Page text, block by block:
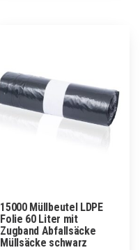
15000 Müllbeutel LDPE
Folie 60 Liter mit
Zugband Abfallsäcke
Müllsäcke schwarz